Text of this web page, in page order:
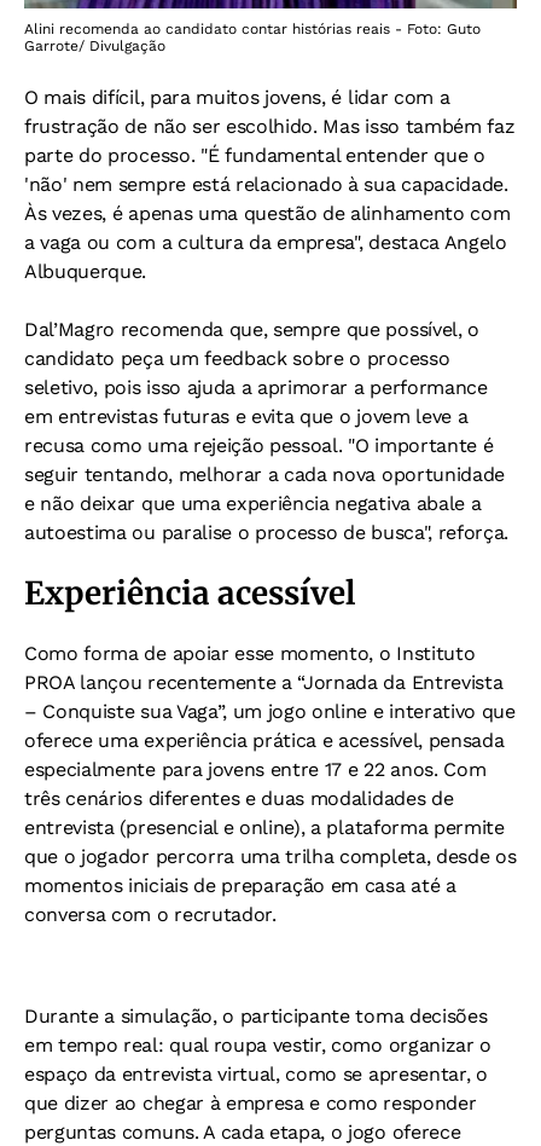
Alini recomenda ao candidato contar histórias reais - Foto: Guto
Garrote/ Divulgação
O mais difícil, para muitos jovens, é lidar com a
frustração de não ser escolhido. Mas isso também faz
parte do processo. "É fundamental entender que o
'não' nem sempre está relacionado à sua capacidade.
Às vezes, é apenas uma questão de alinhamento com
a vaga ou com a cultura da empresa", destaca Angelo
Albuquerque.
Dal’Magro recomenda que, sempre que possível, o
candidato peça um feedback sobre o processo
seletivo, pois isso ajuda a aprimorar a performance
em entrevistas futuras e evita que o jovem leve a
recusa como uma rejeição pessoal. "O importante é
seguir tentando, melhorar a cada nova oportunidade
e não deixar que uma experiência negativa abale a
autoestima ou paralise o processo de busca", reforça.
Experiência acessível
Como forma de apoiar esse momento, o Instituto
PROA lançou recentemente a “Jornada da Entrevista
– Conquiste sua Vaga”, um jogo online e interativo que
oferece uma experiência prática e acessível, pensada
especialmente para jovens entre 17 e 22 anos. Com
três cenários diferentes e duas modalidades de
entrevista (presencial e online), a plataforma permite
que o jogador percorra uma trilha completa, desde os
momentos iniciais de preparação em casa até a
conversa com o recrutador.
Durante a simulação, o participante toma decisões
em tempo real: qual roupa vestir, como organizar o
espaço da entrevista virtual, como se apresentar, o
que dizer ao chegar à empresa e como responder
perguntas comuns. A cada etapa, o jogo oferece